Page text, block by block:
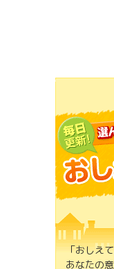
「おしえ
あなたの